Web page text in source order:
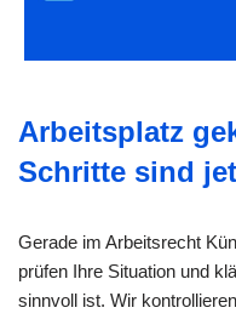
Arbeitsplatz
Schritte sind
Gerade im Arbeitsrecht
prüfen Ihre Situation und
sinnvoll ist. Wir